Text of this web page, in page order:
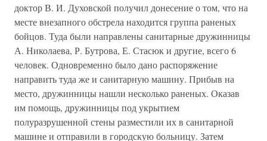
доктор В. И. Духовской получил донесение о том, что на
месте внезапного обстрела находится группа раненых
бойцов. Туда были направлены санитарные дружинницы
А. Николаева, Р. Бутрова, Е. Стасюк и другие, всего 6
человек. Одновременно было дано распоряжение
направить туда же и санитарную машину. Прибыв на
место, дружинницы нашли несколько раненых. Оказав
им помощь, дружинницы под укрытием
полуразрушенной стены разместили их в санитарной
машине и отправили в городскую больницу. Затем